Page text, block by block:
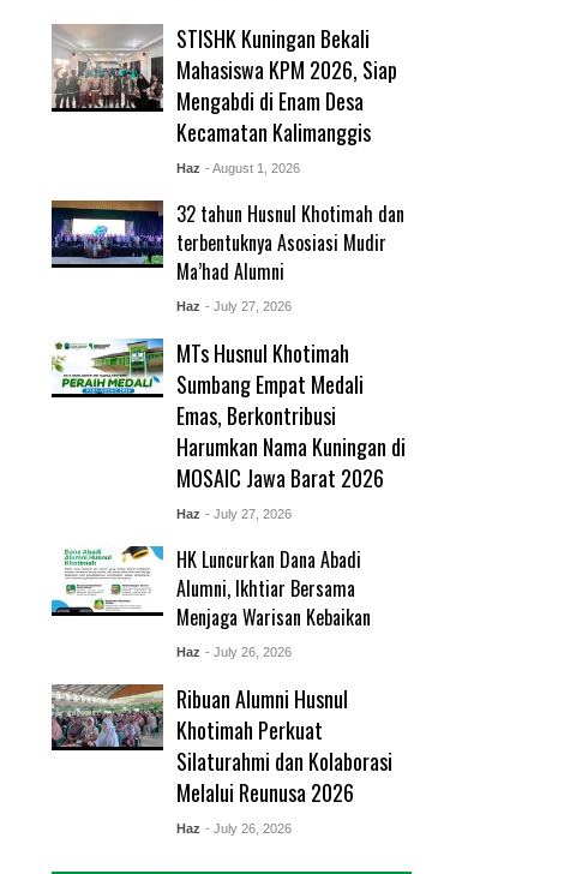
STISHK Kuningan Bekali
Mahasiswa KPM 2026, Siap
Mengabdi di Enam Desa
Kecamatan Kalimanggis
Haz - August 1, 2026
32 tahun Husnul Khotimah dan
terbentuknya Asosiasi Mudir
Ma’had Alumni
Haz - July 27, 2026
MTs Husnul Khotimah
Sumbang Empat Medali
Emas, Berkontribusi
Harumkan Nama Kuningan di
MOSAIC Jawa Barat 2026
Haz - July 27, 2026
HK Luncurkan Dana Abadi
Alumni, Ikhtiar Bersama
Menjaga Warisan Kebaikan
Haz - July 26, 2026
Ribuan Alumni Husnul
Khotimah Perkuat
Silaturahmi dan Kolaborasi
Melalui Reunusa 2026
Haz - July 26, 2026